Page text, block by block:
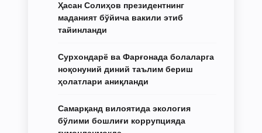
Ҳасан Солиҳов президентнинг
маданият бўйича вакили этиб
тайинланди
Сурхондарё ва Фарғонада болаларга
ноқонуний диний таълим бериш
ҳолатлари аниқланди
Самарқанд вилоятида экология
бўлими бошлиғи коррупцияда